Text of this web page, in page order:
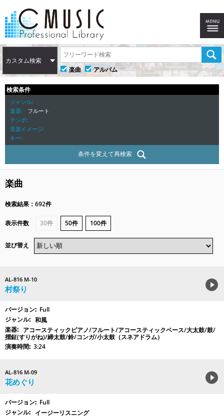
カスタム検索
楽曲
アルバム
検索条件
ジャンル
楽器
フルート
テンポ
音楽イメージ
キー
条件を変えて再検索
楽曲
検索結果：692件
表示件数 30件 50件 100件
並び替え
AL-816 M-10
村祭り
Full
和風
アコースティックピアノ/フルート/アコースティックベース/大太鼓/鼓/
摺鉦(すりがね)/締太鼓/鈴/コンガ/小太鼓（スネアドラム）
3:24
AL-816 M-09
花めぐり
Full
イージーリスニング